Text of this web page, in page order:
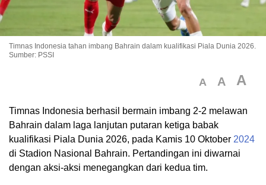
Timnas Indonesia tahan imbang Bahrain dalam kualifikasi Piala Dunia 2026.
Sumber: PSSI
A A A
Timnas Indonesia berhasil bermain imbang 2-2 melawan
Bahrain dalam laga lanjutan putaran ketiga babak
kualifikasi Piala Dunia 2026, pada Kamis 10 Oktober 2024
di Stadion Nasional Bahrain. Pertandingan ini diwarnai
dengan aksi-aksi menegangkan dari kedua tim.